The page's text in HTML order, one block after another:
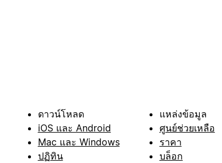
ดาวน์โหลด
iOS และ Android
Mac และ Windows
ปฏิทิน
แหล่งข้อมูล
ศูนย์ช่วยเหลือ
ราคา
บล็อก